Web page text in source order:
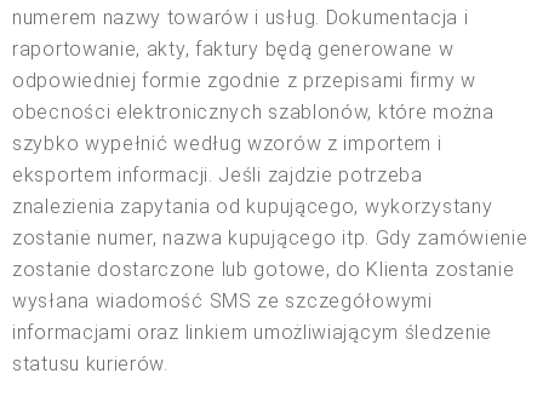
numerem nazwy towarów i usług. Dokumentacja i
raportowanie, akty, faktury będą generowane w
odpowiedniej formie zgodnie z przepisami firmy w
obecności elektronicznych szablonów, które można
szybko wypełnić według wzorów z importem i
eksportem informacji. Jeśli zajdzie potrzeba
znalezienia zapytania od kupującego, wykorzystany
zostanie numer, nazwa kupującego itp. Gdy zamówienie
zostanie dostarczone lub gotowe, do Klienta zostanie
wysłana wiadomość SMS ze szczegółowymi
informacjami oraz linkiem umożliwiającym śledzenie
statusu kurierów.